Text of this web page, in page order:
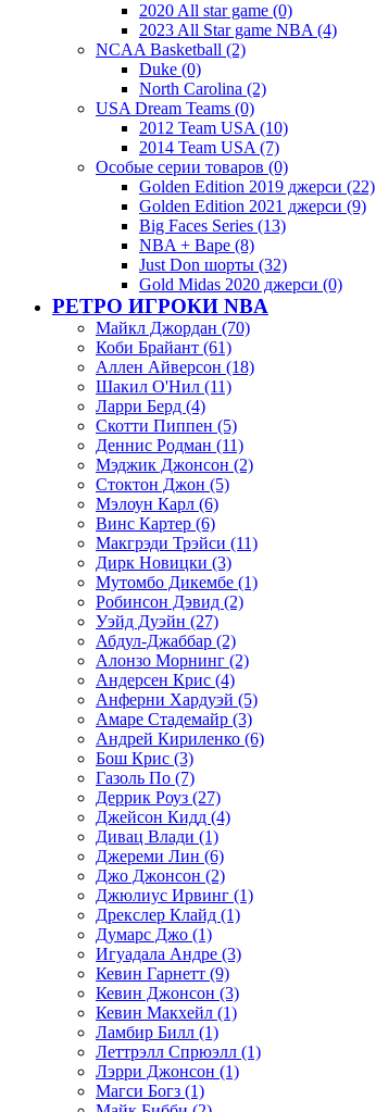
2020 All star game (0)
2023 All Star game NBA (4)
NCAA Basketball (2)
Duke (0)
North Carolina (2)
USA Dream Teams (0)
2012 Team USA (10)
2014 Team USA (7)
Особые серии товаров (0)
Golden Edition 2019 джерси (22)
Golden Edition 2021 джерси (9)
Big Faces Series (13)
NBA + Bape (8)
Just Don шорты (32)
Gold Midas 2020 джерси (0)
РЕТРО ИГРОКИ NBA
Майкл Джордан (70)
Коби Брайант (61)
Аллен Айверсон (18)
Шакил О'Нил (11)
Ларри Берд (4)
Скотти Пиппен (5)
Деннис Родман (11)
Мэджик Джонсон (2)
Стоктон Джон (5)
Мэлоун Карл (6)
Винс Картер (6)
Макгрэди Трэйси (11)
Дирк Новицки (3)
Мутомбо Дикембе (1)
Робинсон Дэвид (2)
Уэйд Дуэйн (27)
Абдул-Джаббар (2)
Алонзо Морнинг (2)
Андерсен Крис (4)
Анферни Xардуэй (5)
Амаре Стадемайр (3)
Андрей Кириленко (6)
Бош Крис (3)
Газоль По (7)
Деррик Роуз (27)
Джейсон Кидд (4)
Дивац Влади (1)
Джереми Лин (6)
Джо Джонсон (2)
Джюлиус Ирвинг (1)
Дрекслер Клайд (1)
Думарс Джо (1)
Игуадала Андре (3)
Кевин Гарнетт (9)
Кевин Джонсон (3)
Кевин Макхейл (1)
Ламбир Билл (1)
Леттрэлл Спрюэлл (1)
Лэрри Джонсон (1)
Магси Богз (1)